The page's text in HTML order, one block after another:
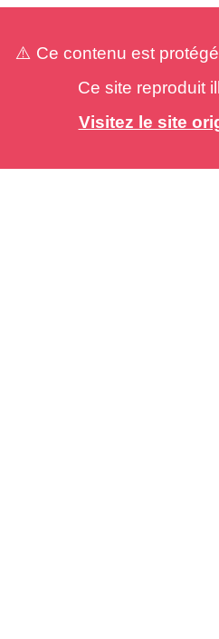
⚠️ Ce contenu est
Ce site reproduit
Visitez le site